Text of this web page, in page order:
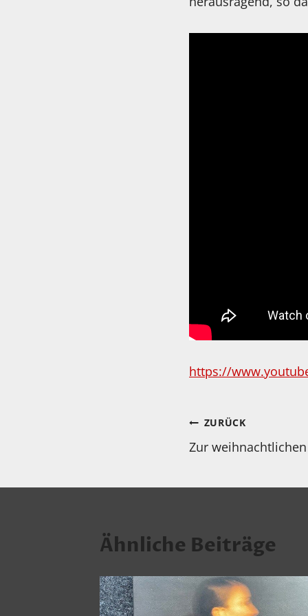
https://
ZURÜCK
Zur
Ähnliche Beiträge